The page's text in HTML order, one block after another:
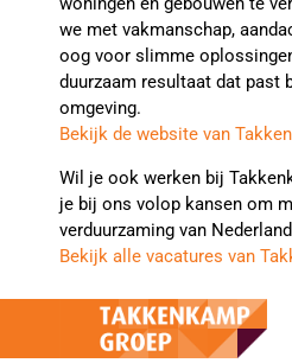
we met vakmanschap,
oog voor slimme
duurzaam resultaat dat past
omgeving.
Bekijk de website van
Wil je ook werken bij
je bij ons volop kansen om
verduurzaming van
Bekijk alle vacatures van